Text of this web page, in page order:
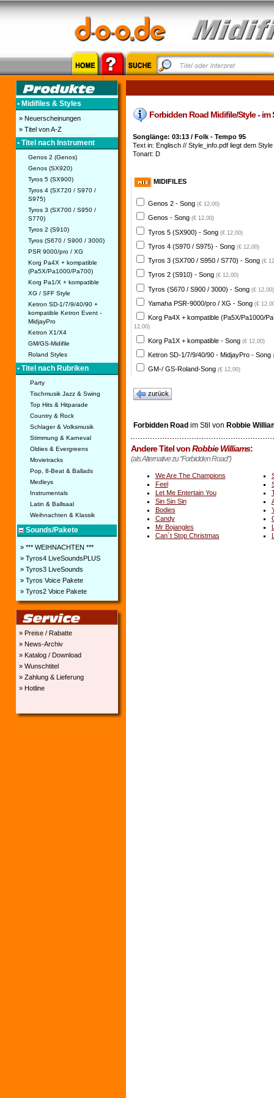
• Midifiles & Styles
» Neuerscheinungen
» Titel von A-Z
• Titel nach Instrument
Genos 2 (Genos)
Genos (SX920)
Tyros 5 (SX900)
Tyros 4 (SX720 / S970 /
S975)
Tyros 3 (SX700 / S950 /
S770)
Tyros 2 (S910)
Tyros (S670 / S900 / 3000)
PSR 9000/pro / XG
Korg Pa4X + kompatible
(Pa5X/Pa1000/Pa700)
Korg Pa1/X + kompatible
XG / SFF Style
Ketron SD-1/7/9/40/90 +
kompatible Ketron Event -
MidjayPro
Ketron X1/X4
GM/GS-Midifile
Roland Styles
• Titel nach Rubriken
Party
Tischmusik Jazz & Swing
Top Hits & Hitparade
Country & Rock
Schlager & Volksmusik
Stimmung & Karneval
Oldies & Evergreens
Movietracks
Pop, 8-Beat & Ballads
Medleys
Instrumentals
Latin & Ballsaal
Weihnachten & Klassik
Sounds/Pakete
» *** WEIHNACHTEN ***
» Tyros4 LiveSoundsPLUS
» Tyros3 LiveSounds
» Tyros Voice Pakete
» Tyros2 Voice Pakete
» Preise / Rabatte
» News-Archiv
» Katalog / Download
» Wunschtitel
» Zahlung & Lieferung
» Hotline
Forbidden Road Midifile/Style -
Songlänge: 03:13 / Folk - Tempo 95
Text in: Englisch // Style_info.pdf liegt dem Style
Tonart: D
MIDIFILES
Genos 2 - Song (€ 12,00)
Genos - Song (€ 12,00)
Tyros 5 (SX900) - Song (€ 12,00)
Tyros 4 (S970 / S975) - Song (€ 12,00)
Tyros 3 (SX700 / S950 / S770) - Song (€
Tyros 2 (S910) - Song (€ 12,00)
Tyros (S670 / S900 / 3000) - Song (€ 12,00)
Yamaha PSR-9000/pro / XG - Song (€
Korg Pa4X + kompatible (Pa5X/Pa1000/
12,00)
Korg Pa1X + kompatible - Song (€ 12,00)
Ketron SD-1/7/9/40/90 - MidjayPro - Song
GM-/ GS-Roland-Song (€ 12,00)
zurück
Forbidden Road im Stil von Robbie
Andere Titel vonRobbie Williams:
(als Alternative zu "Forbidden Road")
We Are The Champions
Feel
Let Me Entertain You
Sin Sin Sin
Bodies
Candy
Mr Bojangles
Can´t Stop Christmas